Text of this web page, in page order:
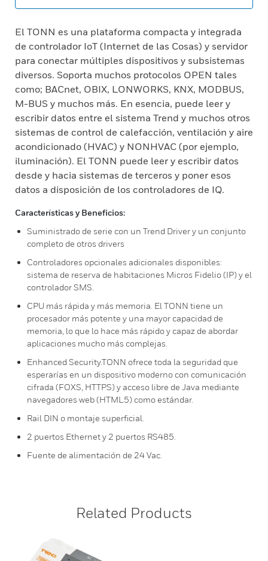
El TONN es una plataforma compacta y integrada
de controlador IoT (Internet de las Cosas) y servidor
para conectar múltiples dispositivos y subsistemas
diversos. Soporta muchos protocolos OPEN tales
como; BACnet, OBIX, LONWORKS, KNX, MODBUS,
M-BUS y muchos más. En esencia, puede leer y
escribir datos entre el sistema Trend y muchos otros
sistemas de control de calefacción, ventilación y aire
acondicionado (HVAC) y NONHVAC (por ejemplo,
iluminación). El TONN puede leer y escribir datos
desde y hacia sistemas de terceros y poner esos
datos a disposición de los controladores de IQ.
Características y Beneficios:
Suministrado de serie con un Trend Driver y un conjunto
completo de otros drivers
Controladores opcionales adicionales disponibles:
sistema de reserva de habitaciones Micros Fidelio (IP) y el
controlador SMS.
CPU más rápida y más memoria. El TONN tiene un
procesador más potente y una mayor capacidad de
memoria, lo que lo hace más rápido y capaz de abordar
aplicaciones mucho más complejas.
Enhanced Security.TONN ofrece toda la seguridad que
esperarías en un dispositivo moderno con comunicación
cifrada (FOXS, HTTPS) y acceso libre de Java mediante
navegadores web (HTML5) como estándar.
Rail DIN o montaje superficial.
2 puertos Ethernet y 2 puertos RS485.
Fuente de alimentación de 24 Vac.
Related Products